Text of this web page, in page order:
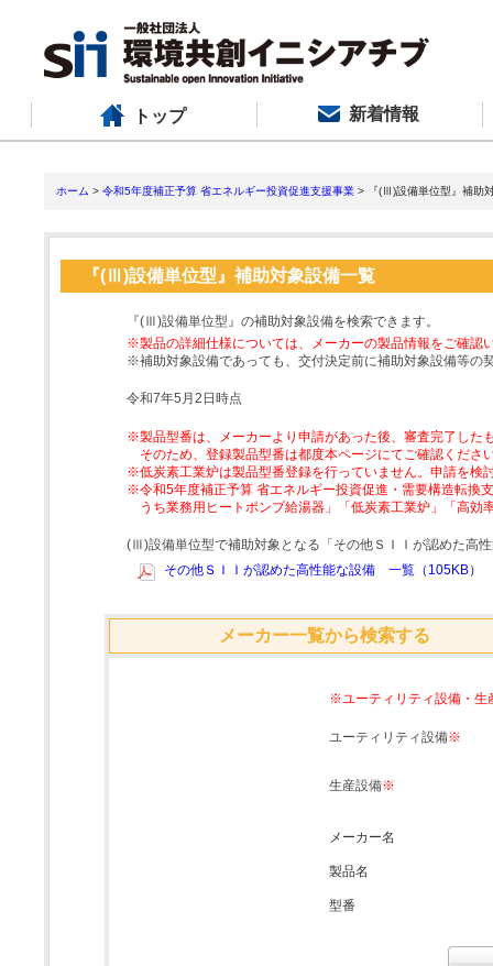
トップ 新着情報
ホーム > 令和5年度補正予算 省エネルギー投資促進支援事業 > 『(Ⅲ)設備単位型』補助
『(Ⅲ)設備単位型』補助対象設備一覧
『(Ⅲ)設備単位型』の補助対象設備を検索できます。
※製品の詳細仕様については、メーカーの製品情報をご確認
※補助対象設備であっても、交付決定前に補助対象設備等の
令和7年5月2日時点
※製品型番は、メーカーより申請があった後、審査完了した
そのため、登録製品型番は都度本ページにてご確認くださ
※低炭素工業炉は製品型番登録を行っていません。申請を検
※令和5年度補正予算 省エネルギー投資促進・需要構造転換
うち業務用ヒートポンプ給湯器」「低炭素工業炉」「高
(Ⅲ)設備単位型で補助対象となる「その他ＳＩＩが認めた高
その他ＳＩＩが認めた高性能な設備 一覧（105KB）
メーカー一覧から検索する
※ユーティリティ設備・生
ユーティリティ設備※
生産設備※
メーカー名
製品名
型番